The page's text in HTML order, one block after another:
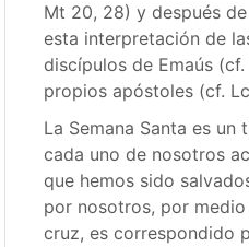
Mt 20, 28) y después
esta interpretación de
discípulos de Emaús
propios apóstoles (cf.
La Semana Santa es
cada uno de nosotros
que hemos sido
por nosotros, por
cruz, es correspondido